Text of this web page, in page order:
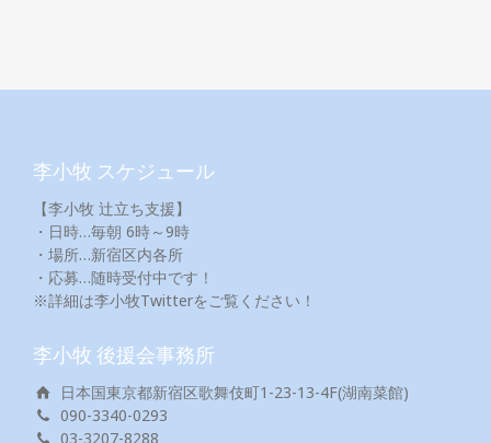
李小牧 スケジュール
【李小牧 辻立ち支援】
・日時…毎朝 6時～9時
・場所…新宿区内各所
・応募…随時受付中です！
※詳細は李小牧Twitterをご覧ください！
李小牧 後援会事務所
日本国東京都新宿区歌舞伎町1-23-13-4F(湖南菜館)
090-3340-0293
03-3207-8288